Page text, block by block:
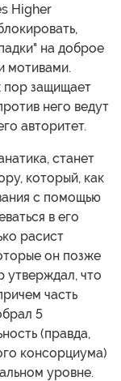
Higher
на доброе
мотивами.
пор защищает
него ведут
авторитет.
станет
который, как
с помощью
в его
расист
он позже
утверждал, что
часть
5
(правда,
консорциума)
уровне.